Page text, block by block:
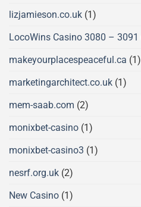
lizjamieson.co.uk (1)
LocoWins Casino 3080 – 3091
makeyourplacespeaceful.ca (1)
marketingarchitect.co.uk (1)
mem-saab.com (2)
monixbet-casino (1)
monixbet-casino3 (1)
nesrf.org.uk (2)
New Casino (1)